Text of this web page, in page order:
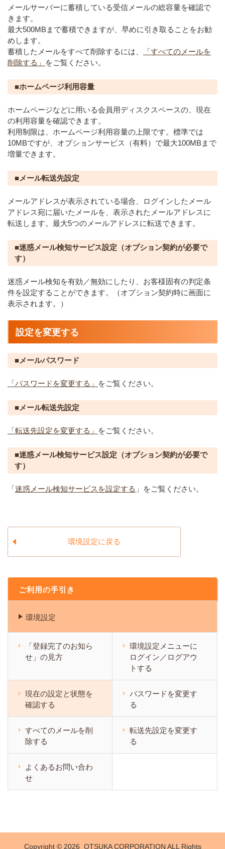
メールサーバーに蓄積している受信メールの総容量を確認で
きます。
最大500MBまで蓄積できますが、早めに引き取ることをお勧
めします。
蓄積したメールをすべて削除するには、
「すべてのメールを
削除する」
をご覧ください。
■ホームページ利用容量
ホームページなどに用いる会員用ディスクスペースの、現在
の利用容量を確認できます。
利用制限は、ホームページ利用容量の上限です。標準では
10MBですが、オプションサービス（有料）で最大100MBまで
増量できます。
■メール転送先設定
メールアドレスが表示されている場合、ログインしたメール
アドレス宛に届いたメールを、表示されたメールアドレスに
転送します。最大5つのメールアドレスに転送できます。
■迷惑メール検知サービス設定（オプション契約が必要で
す）
迷惑メール検知を有効／無効にしたり、お客様固有の判定条
件を設定することができます。（オプション契約時に画面に
表示されます。）
設定を変更する
■メールパスワード
「パスワードを変更する」 をご覧ください。
■メール転送先設定
「転送先設定を変更する」 をご覧ください。
■迷惑メール検知サービス設定（オプション契約が必要で
す）
「迷惑メール検知サービスを設定する 」をご覧ください。
環境設定に戻る
ご利用の手引き
環境設定
「登録完了のお知ら
せ」の見方
環境設定メニューに
ログイン／ログアウ
トする
現在の設定と状態を
確認する
パスワードを変更す
る
すべてのメールを削
除する
転送先設定を変更す
る
よくあるお問い合わ
せ
Copyright © OTSUKA CORPORATION ALL Rights